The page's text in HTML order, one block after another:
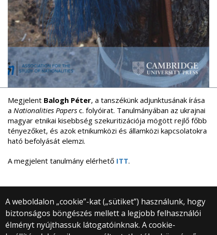
Megjelent Balogh Péter, a tanszékünk adjunktusának írása
a Nationalities Papers c. folyóirat. Tanulmányában az ukrajnai
magyar etnikai kisebbség szekuritizációja mögött rejlő főbb
tényezőket, és azok etnikumközi és államközi kapcsolatokra
ható befolyását elemzi.
A megjelent tanulmány elérhető ITT.
A weboldalon „cookie”-kat („sütiket”) használunk, hogy
biztonságos böngészés mellett a legjobb felhasználói
élményt nyújthassuk látogatóinknak. A cookie-
© 2025 Eötvös Loránd Tudományegyetem
Minden jog fenntartva.